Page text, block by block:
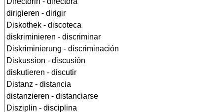
dirigieren - dirigir
Diskothek - discoteca
diskriminieren - discriminar
Diskriminierung - discriminación
Diskussion - discusión
diskutieren - discutir
Distanz - distancia
distanzieren - distanciarse
Disziplin - disciplina